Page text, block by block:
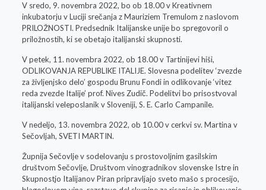
V sredo, 9. novembra 2022, bo ob 18.00 v Kreativnem
inkubatorju v Luciji srečanja z Mauriziem Tremulom z naslovom
PRILOŽNOSTI. Predsednik Italijanske unije bo spregovoril o
priložnostih, ki se obetajo italijanski skupnosti.
V petek, 11. novembra 2022, ob 18.00 v Tartinijevi hiši,
ODLIKOVANJA REPUBLIKE ITALIJE. Slovesna podelitev ‘zvezde
za življenjsko delo’ gospodu Brunu Fondi in odlikovanje ‘vitez
reda zvezde Italije’ prof. Nives Zudič. Podelitvi bo prisostvoval
italijanski veleposlanik v Sloveniji, S. E. Carlo Campanile.
V nedeljo, 13. novembra 2022, ob 10.00 v cerkvi sv. Martina v
Sečovljah, SVETI MARTIN.
Župnija Sečovlje v sodelovanju s prostovoljnim gasilskim
društvom Sečovlje, Društvom vinogradnikov slovenske Istre in
Skupnostjo Italijanov Piran pripravljajo sveto mašo s procesijo,